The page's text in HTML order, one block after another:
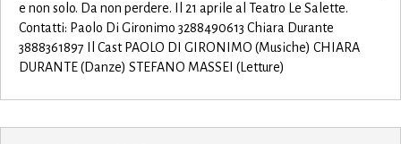
e non solo. Da non perdere. Il 21 aprile al Teatro Le Salette.
Contatti: Paolo Di Gironimo 3288490613 Chiara Durante
3888361897 Il Cast PAOLO DI GIRONIMO (Musiche) CHIARA
DURANTE (Danze) STEFANO MASSEI (Letture)